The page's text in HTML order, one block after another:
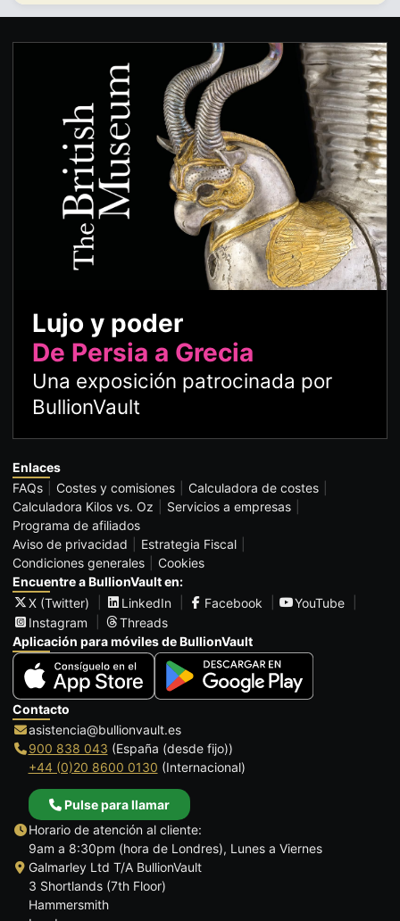
Lujo y poder
De Persia a Grecia
Una exposición patrocinada por
BullionVault
Enlaces
FAQs
Costes y comisiones
Calculadora de costes
Calculadora Kilos vs. Oz
Servicios a empresas
Programa de afiliados
Aviso de privacidad
Estrategia Fiscal
Condiciones generales
Cookies
Encuentre a BullionVault en:
X (Twitter)
LinkedIn Facebook
YouTube
Instagram
Threads
Aplicación para móviles de BullionVault
Contacto
asistencia@bullionvault.es
900 838 043 (España (desde fijo))
+44 (0)20 8600 0130 (Internacional)
Pulse para llamar
Horario de atención al cliente:
9am a 8:30pm (hora de Londres), Lunes a Viernes
Galmarley Ltd T/A BullionVault
3 Shortlands (7th Floor)
Hammersmith